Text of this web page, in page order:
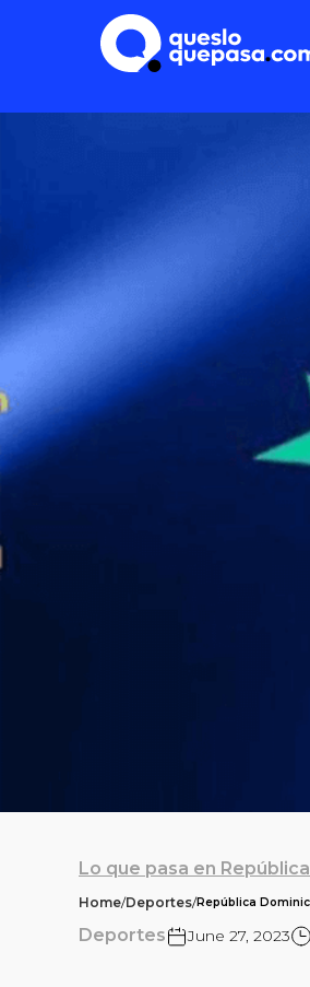
Lo que pasa en
Home/Deportes/República
Deportes June 27, 2023